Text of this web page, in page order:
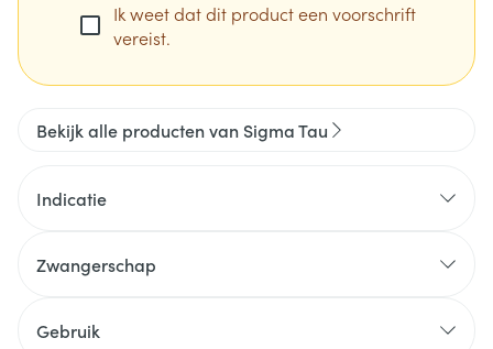
Ik weet dat dit product een voorschrift
vereist.
Bekijk alle producten van Sigma Tau
Indicatie
Zwangerschap
Gebruik